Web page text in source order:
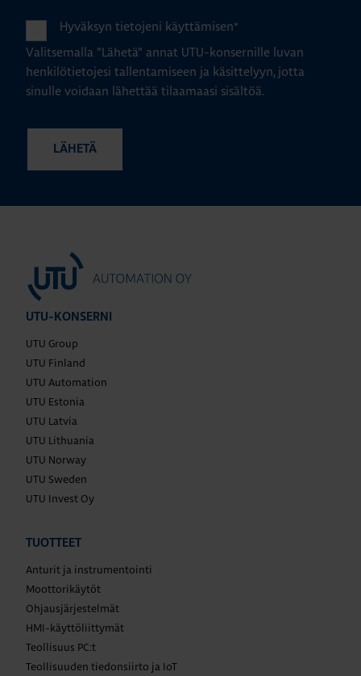
Hyväksyn tietojeni käyttämisen*
Valitsemalla "Lähetä" annat UTU-konsernille luvan
henkilötietojesi tallentamiseen ja käsittelyyn, jotta
sinulle voidaan lähettää tilaamaasi sisältöä.
UTU-KONSERNI
UTU Group
UTU Finland
UTU Automation
UTU Estonia
UTU Latvia
UTU Lithuania
UTU Norway
UTU Sweden
UTU Invest Oy
TUOTTEET
Anturit ja instrumentointi
Moottorikäytöt
Ohjausjärjestelmät
HMI-käyttöliittymät
Teollisuus PC:t
Teollisuuden tiedonsiirto ja IoT